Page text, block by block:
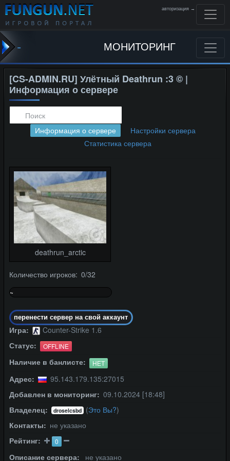
авторизация →
- МОНИТОРИНГ
[CS-ADMIN.RU] Улётный Deathrun :3 © |
Информация о сервере
Информация о сервере
Настройки сервера
Статистика сервера
deathrun_arctic
Количество игроков: 0/32
~
перенести сервер на свой аккаунт
Игра:
Counter-Strike 1.6
Статус:
OFFLINE
Наличие в банлисте: НЕТ
Адрес:
95.143.179.135:27015
Добавлен в мониторинг: 09.10.2024 [18:48]
Владелец:
droselcsbd (Это Вы?)
Контакты: не указано
Рейтинг:
0
Описание сервера: не указано